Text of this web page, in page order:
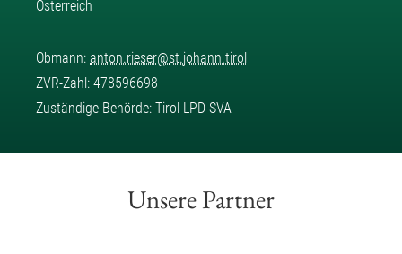
Österreich
Obmann: anton.rieser@st.johann.tirol
ZVR-Zahl: 478596698
Zuständige Behörde: Tirol LPD SVA
Unsere Partner